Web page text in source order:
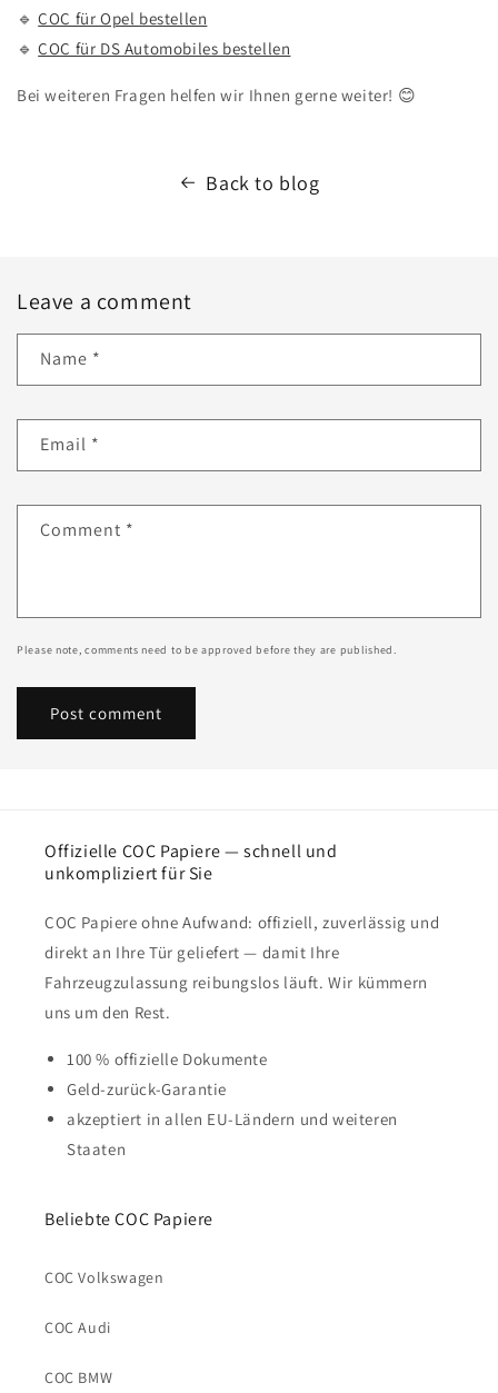
🔹COC für Opel bestellen
🔹COC für DS Automobiles bestellen
Bei weiteren Fragen helfen wir Ihnen gerne weiter! 😊
Back to blog
Leave a comment
Name *
Email *
Comment *
Please note, comments need to be approved before they are published.
Offizielle COC Papiere — schnell und
unkompliziert für Sie
COC Papiere ohne Aufwand: offiziell, zuverlässig und
direkt an Ihre Tür geliefert — damit Ihre
Fahrzeugzulassung reibungslos läuft. Wir kümmern
uns um den Rest.
100 % offizielle Dokumente
Geld-zurück-Garantie
akzeptiert in allen EU-Ländern und weiteren
Staaten
Beliebte COC Papiere
COC Volkswagen
COC Audi
COC BMW